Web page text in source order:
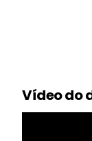
Vídeo do